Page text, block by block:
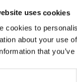
uses cookies
cookies to
about your use
that
logiikoiden
sarjoihin